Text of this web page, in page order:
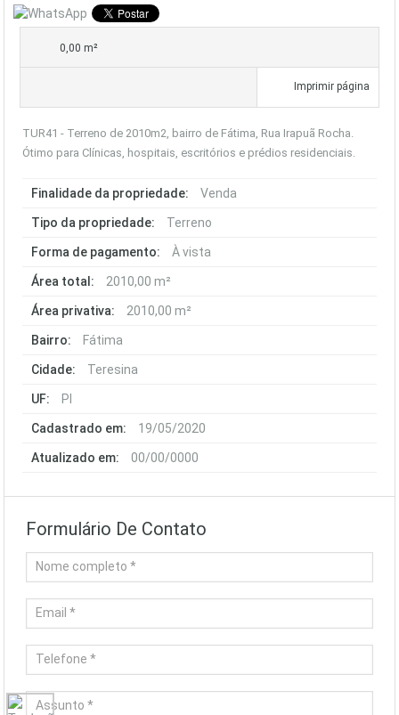
0,00 m²
Imprimir página
TUR41 - Terreno de 2010m2, bairro de Fátima, Rua Irapuã Rocha.
Ótimo para Clínicas, hospitais, escritórios e prédios residenciais.
Finalidade da propriedade: Venda
Tipo da propriedade: Terreno
Forma de pagamento: À vista
Área total: 2010,00 m²
Área privativa: 2010,00 m²
Bairro: Fátima
Cidade: Teresina
UF: PI
Cadastrado em: 19/05/2020
Atualizado em: 00/00/0000
Formulário De Contato